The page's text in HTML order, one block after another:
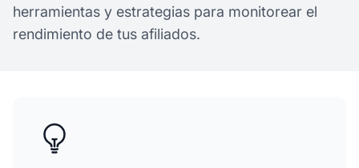
herramientas y estrategias para monitorear el
rendimiento de tus afiliados.